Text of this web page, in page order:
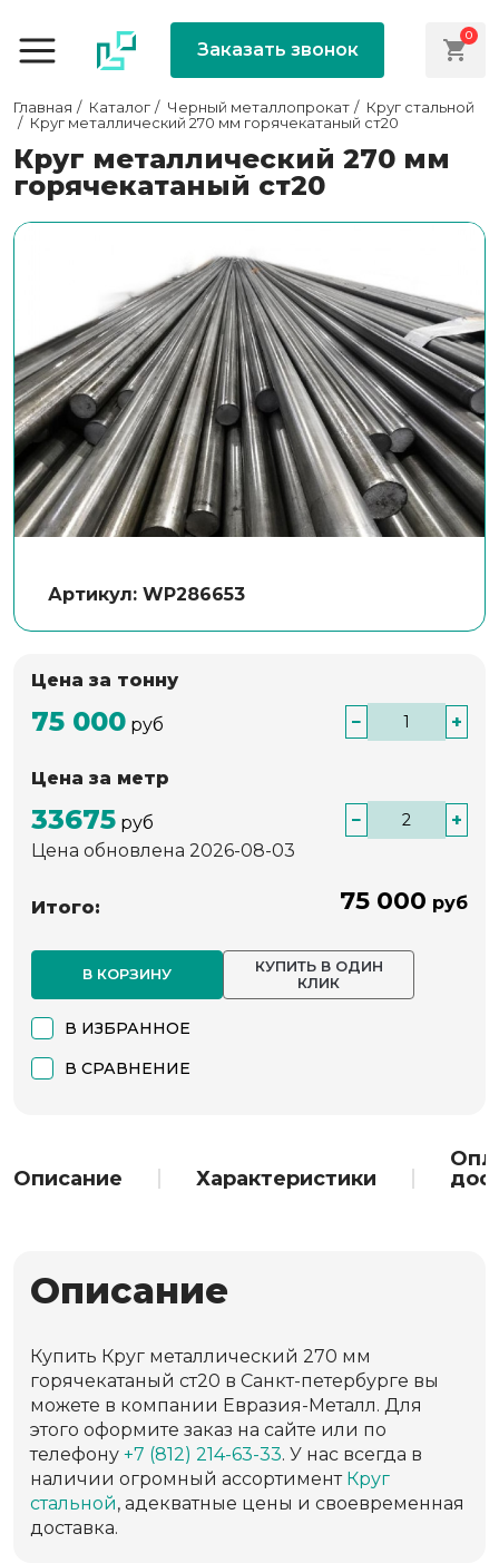
Заказать звонок
0
Главная Каталог Черный металлопрокат
Круг стальной
Круг металлический 270 мм горячекатаный ст20
Круг металлический 270 мм
горячекатаный ст20
Артикул: WP286653
Цена за тонну
75 000 руб − +
Цена за метр
33675 руб −
+
Цена обновлена 2026-08-03
Итого: 75 000 руб
В КОРЗИНУ
КУПИТЬ В ОДИН
КЛИК
В ИЗБРАННОЕ
В СРАВНЕНИЕ
Описание Характеристики
Описание
Купить Круг металлический 270 мм
горячекатаный ст20 в Санкт-петербурге вы
можете в компании Евразия-Металл. Для
этого оформите заказ на сайте или по
телефону +7 (812) 214-63-33. У нас всегда в
наличии огромный ассортимент Круг
стальной, адекватные цены и своевременная
доставка.